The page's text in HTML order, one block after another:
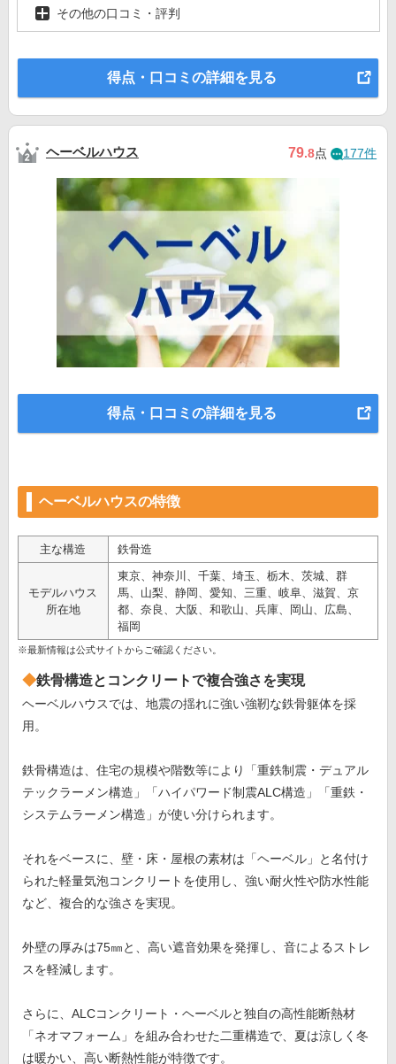
その他の口コミ・評判
得点・口コミの詳細を見る
ヘーベルハウス 79.8点 177件
得点・口コミの詳細を見る
ヘーベルハウスの特徴
主な構造 鉄骨造
モデルハウス
所在地
東京、神奈川、千葉、埼玉、栃木、茨城、群
馬、山梨、静岡、愛知、三重、岐阜、滋賀、京
都、奈良、大阪、和歌山、兵庫、岡山、広島、
福岡
※最新情報は公式サイトからご確認ください。
鉄骨構造とコンクリートで複合強さを実現
ヘーベルハウスでは、地震の揺れに強い強靭な鉄骨躯体を採
用。
鉄骨構造は、住宅の規模や階数等により「重鉄制震・デュアル
テックラーメン構造」「ハイパワード制震ALC構造」「重鉄・
システムラーメン構造」が使い分けられます。
それをベースに、壁・床・屋根の素材は「ヘーベル」と名付け
られた軽量気泡コンクリートを使用し、強い耐火性や防水性能
など、複合的な強さを実現。
外壁の厚みは75㎜と、高い遮音効果を発揮し、音によるストレ
スを軽減します。
さらに、ALCコンクリート・ヘーベルと独自の高性能断熱材
「ネオマフォーム」を組み合わせた二重構造で、夏は涼しく冬
は暖かい、高い断熱性能が特徴です。